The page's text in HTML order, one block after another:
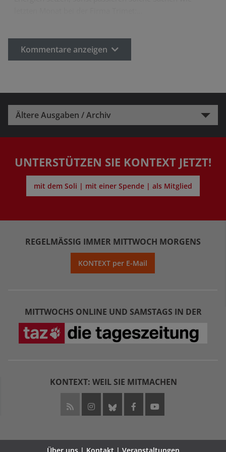
Kommentare anzeigen
Ältere Ausgaben / Archiv
UNTERSTÜTZEN SIE KONTEXT JETZT!
mit dem Soli | mit einer Spende | als Mitglied
REGELMÄSSIG IMMER MITTWOCH MORGENS
KONTEXT per E-Mail
MITTWOCHS ONLINE UND SAMSTAGS IN DER
KONTEXT: WEIL SIE MITMACHEN